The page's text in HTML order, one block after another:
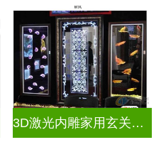
3D激光内雕家用玄关隔断